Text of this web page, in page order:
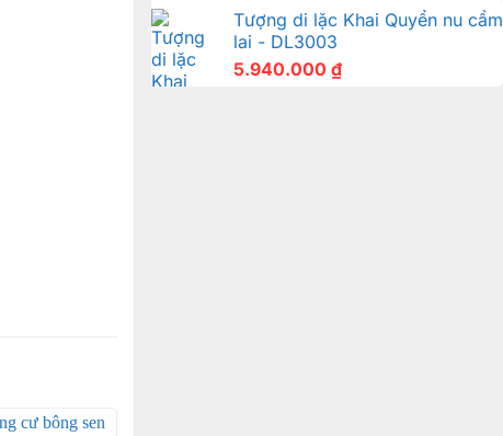
Tượng di lặc Khai Quyển nu cẩm
lai - DL3003
5.940.000 ₫
là một
cầu của